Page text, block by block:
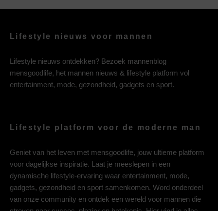
Lifestyle nieuws voor mannen
Lifestyle nieuws ontdekken? Bezoek mannenblog
mensgoodlife, het mannen nieuws & lifestyle platform vol
entertainment, mode, gezondheid, gadgets en sport.
Lifestyle platform voor de moderne man
Geniet van het leven met mensgoodlife, jouw ultieme platform
voor dagelijkse inspiratie. Laat je meeslepen in een
dynamische lifestyle-ervaring waar entertainment, mode,
gadgets, gezondheid en sport samenkomen. Word onderdeel
van onze community en ontdek een wereld voor mannen die